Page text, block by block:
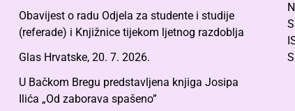
Obavijest o radu Odjela za studente i studije
(referade) i Knjižnice tijekom ljetnog razdoblja
Glas Hrvatske, 20. 7. 2026.
U Bačkom Bregu predstavljena knjiga Josipa
Ilića „Od zaborava spašeno”